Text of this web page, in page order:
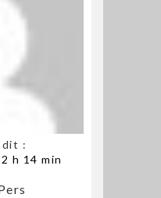
dit :
h 14 min